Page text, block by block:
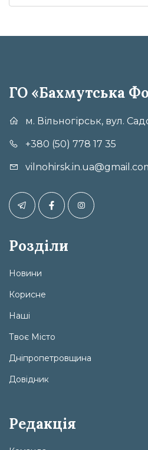
ГО «Бахмутська
м. Вільногірськ, вул.
+380 (50) 778 17 35
Розділи
Новини
Корисне
Наші
Твоє Місто
Дніпропетровщина
Довідник
Редакція